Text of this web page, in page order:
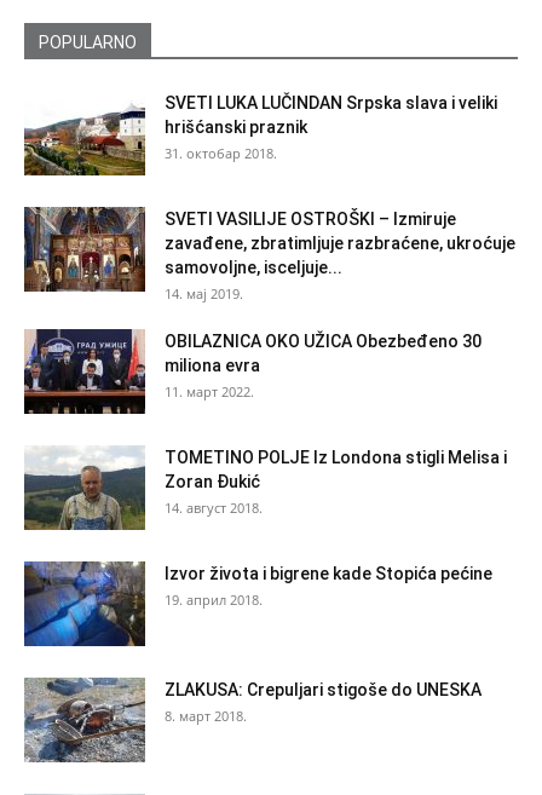
POPULARNO
SVETI LUKA LUČINDAN Srpska slava i veliki
hrišćanski praznik
31. октобар 2018.
SVETI VASILIJE OSTROŠKI – Izmiruje
zavađene, zbratimljuje razbraćene, ukroćuje
samovoljne, isceljuje...
14. мај 2019.
OBILAZNICA OKO UŽICA Obezbeđeno 30
miliona evra
11. март 2022.
TOMETINO POLJE Iz Londona stigli Melisa i
Zoran Đukić
14. август 2018.
Izvor života i bigrene kade Stopića pećine
19. април 2018.
ZLAKUSA: Crepuljari stigoše do UNESKA
8. март 2018.